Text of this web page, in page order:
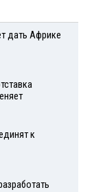
дать Африке
к